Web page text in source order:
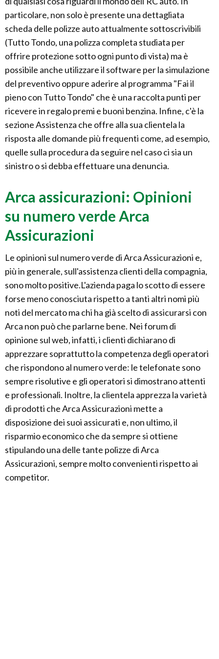
particolare, non solo è presente una dettagliata
scheda delle polizze auto attualmente sottoscrivibili
(Tutto Tondo, una polizza completa studiata per
offrire protezione sotto ogni punto di vista) ma è
possibile anche utilizzare il software per la simulazione
del preventivo oppure aderire al programma "Fai il
pieno con Tutto Tondo" che è una raccolta punti per
ricevere in regalo premi e buoni benzina. Infine, c'è la
sezione Assistenza che offre alla sua clientela la
risposta alle domande più frequenti come, ad esempio,
quelle sulla procedura da seguire nel caso ci sia un
sinistro o si debba effettuare una denuncia.
Arca assicurazioni: Opinioni
su numero verde Arca
Assicurazioni
Le opinioni sul numero verde di Arca Assicurazioni e,
più in generale, sull'assistenza clienti della compagnia,
sono molto positive.L'azienda paga lo scotto di essere
forse meno conosciuta rispetto a tanti altri nomi più
noti del mercato ma chi ha già scelto di assicurarsi con
Arca non può che parlarne bene. Nei forum di
opinione sul web, infatti, i clienti dichiarano di
apprezzare soprattutto la competenza degli operatori
che rispondono al numero verde: le telefonate sono
sempre risolutive e gli operatori si dimostrano attenti
e professionali. Inoltre, la clientela apprezza la varietà
di prodotti che Arca Assicurazioni mette a
disposizione dei suoi assicurati e, non ultimo, il
risparmio economico che da sempre si ottiene
stipulando una delle tante polizze di Arca
Assicurazioni, sempre molto convenienti rispetto ai
competitor.